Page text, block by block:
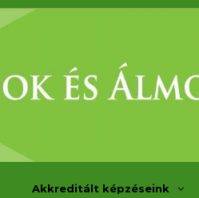
Akkreditált képzéseink